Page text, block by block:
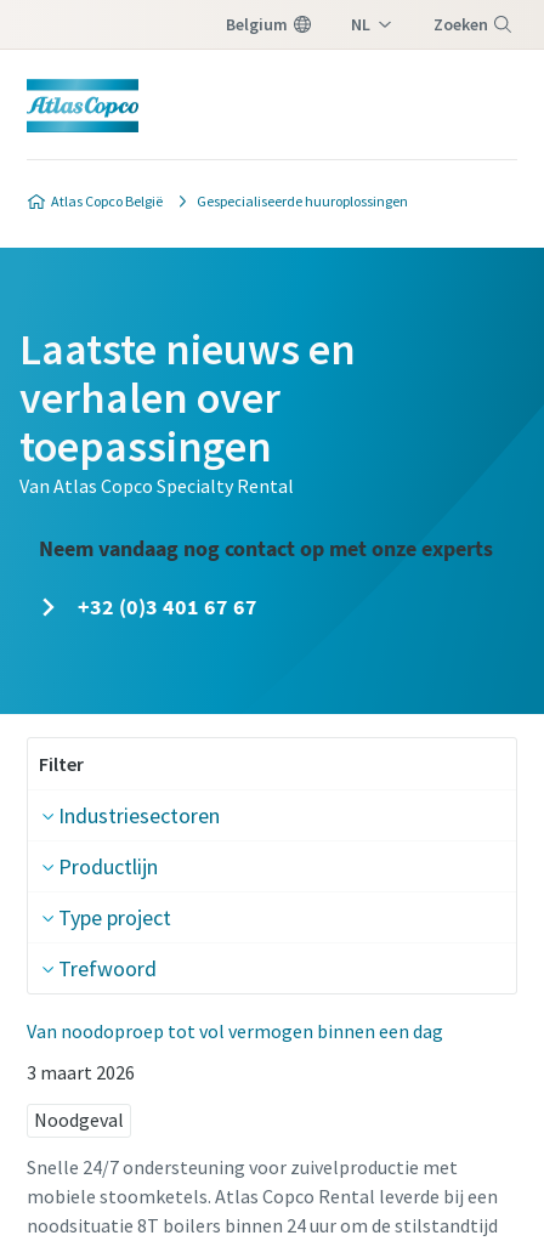
Belgium NL Zoeken
Atlas Copco België Gespecialiseerde huuroplossingen
Laatste nieuws en
verhalen over
toepassingen
Van Atlas Copco Specialty Rental
Neem vandaag nog contact op met onze experts
+32 (0)3 401 67 67
Filter
Industriesectoren
Productlijn
Type project
Trefwoord
Van noodoproep tot vol vermogen binnen een dag
3 maart 2026
Noodgeval
Snelle 24/7 ondersteuning voor zuivelproductie met
mobiele stoomketels. Atlas Copco Rental leverde bij een
noodsituatie 8T boilers binnen 24 uur om de stilstandtijd